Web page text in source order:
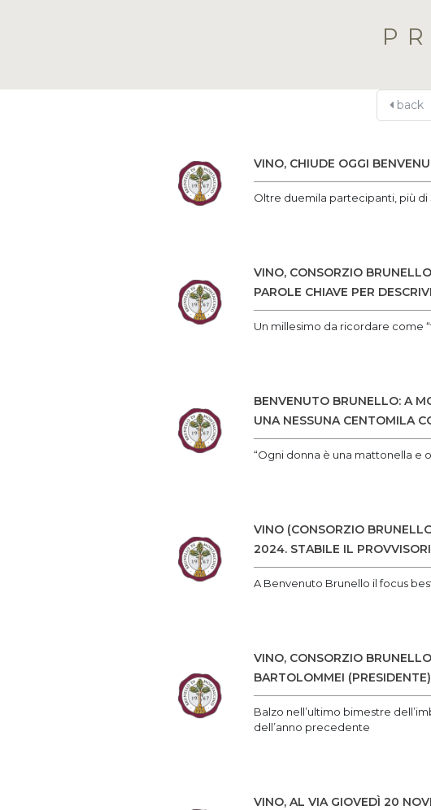
back
VINO, CHIUDE OGGI
Oltre duemila partecipanti, più
VINO, CONSORZIO
PAROLE CHIAVE PER
Un millesimo da ricordare come
BENVENUTO BRUNELLO: A
UNA NESSUNA CENTOMILA
“Ogni donna è una mattonella e
VINO (CONSORZIO
2024. STABILE IL
A Benvenuto Brunello il focus
VINO, CONSORZIO
BARTOLOMMEI
Balzo nell’ultimo bimestre
dell’anno precedente
VINO, AL VIA GIOVEDÌ 20